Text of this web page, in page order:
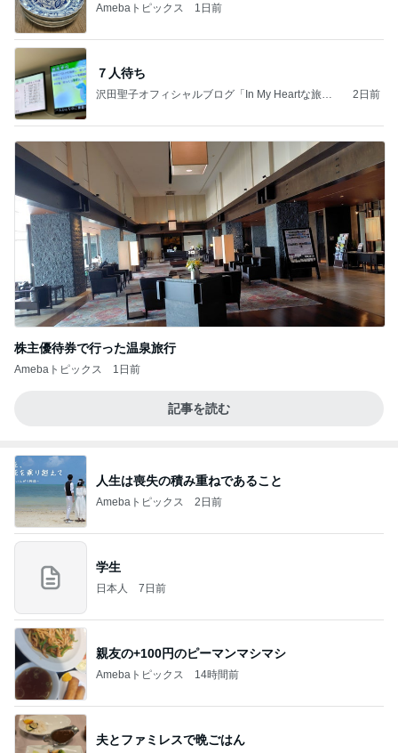
Amebaトピックス 1日前
７人待ち
沢田聖子オフィシャルブログ「In My Heartな旅日
2日前
株主優待券で行った温泉旅行
Amebaトピックス 1日前
記事を読む
人生は喪失の積み重ねであること
Amebaトピックス 2日前
学生
日本人 7日前
親友の+100円のピーマンマシマシ
Amebaトピックス 14時間前
夫とファミレスで晩ごはん